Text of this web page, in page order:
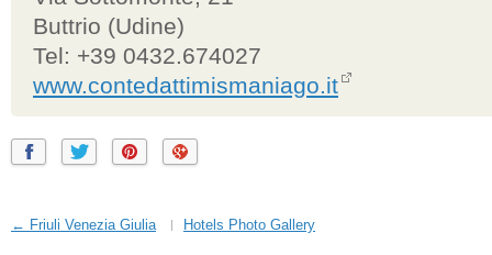
Buttrio (Udine)
Tel: +39 0432.674027
www.contedattimismaniago.it
← Friuli Venezia Giulia Hotels Photo Gallery